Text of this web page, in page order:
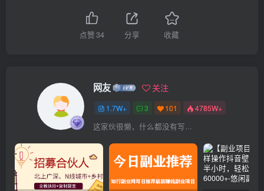
点赞34 分享 收藏
网友 关注
1.7W+ 3 101 4785W+
这家伙很懒，什么都没有写...